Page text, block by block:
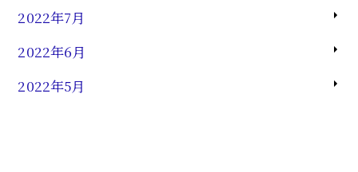
2022年7月
2022年6月
2022年5月